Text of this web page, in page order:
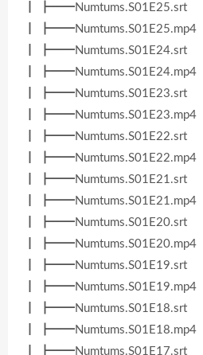
┃ ┣━━Numtums.S01E25.srt
┃ ┣━━Numtums.S01E25.mp4
┃ ┣━━Numtums.S01E24.srt
┃ ┣━━Numtums.S01E24.mp4
┃ ┣━━Numtums.S01E23.srt
┃ ┣━━Numtums.S01E23.mp4
┃ ┣━━Numtums.S01E22.srt
┃ ┣━━Numtums.S01E22.mp4
┃ ┣━━Numtums.S01E21.srt
┃ ┣━━Numtums.S01E21.mp4
┃ ┣━━Numtums.S01E20.srt
┃ ┣━━Numtums.S01E20.mp4
┃ ┣━━Numtums.S01E19.srt
┃ ┣━━Numtums.S01E19.mp4
┃ ┣━━Numtums.S01E18.srt
┃ ┣━━Numtums.S01E18.mp4
┃ ┣━━Numtums.S01E17.srt